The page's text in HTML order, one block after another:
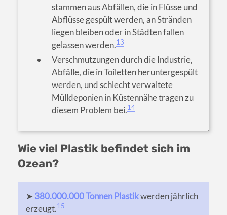
stammen aus Abfällen, die in Flüsse und
Abflüsse gespült werden, an Stränden
liegen bleiben oder in Städten fallen
gelassen werden.13
Verschmutzungen durch die Industrie,
Abfälle, die in Toiletten heruntergespült
werden, und schlecht verwaltete
Mülldeponien in Küstennähe tragen zu
diesem Problem bei.14
Wie viel Plastik befindet sich im
Ozean?
➤ 380.000.000 Tonnen Plastikwerden jährlich
erzeugt.15